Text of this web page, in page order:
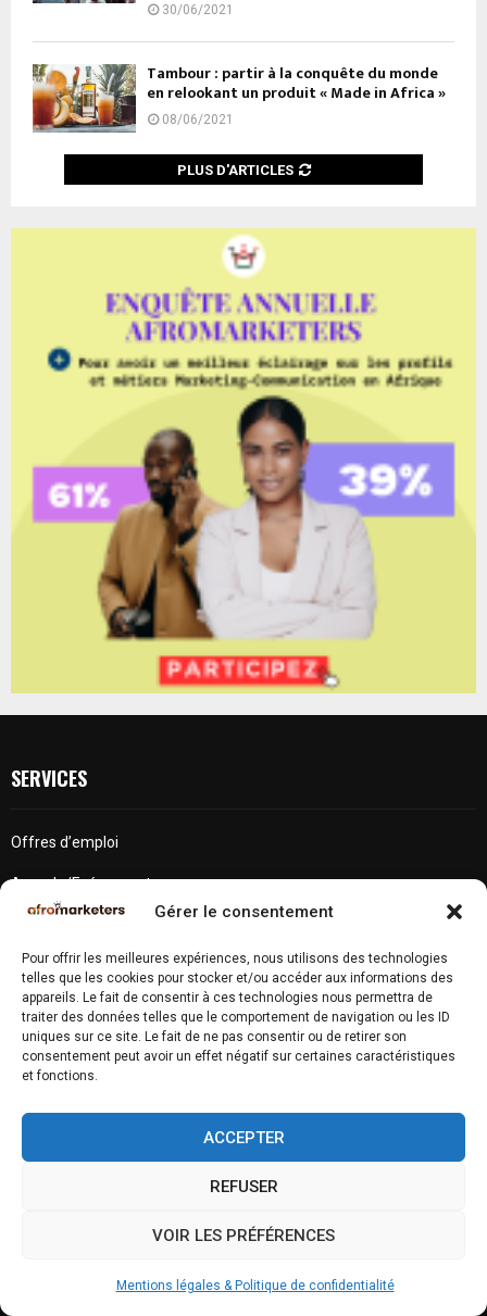
Gérer le consentement
Pour offrir les meilleures expériences, nous utilisons des technologies
telles que les cookies pour stocker et/ou accéder aux informations des
appareils. Le fait de consentir à ces technologies nous permettra de
traiter des données telles que le comportement de navigation ou les ID
uniques sur ce site. Le fait de ne pas consentir ou de retirer son
consentement peut avoir un effet négatif sur certaines caractéristiques
et fonctions.
ACCEPTER
REFUSER
VOIR LES PRÉFÉRENCES
Mentions légales & Politique de confidentialité
30/06/2021
Tambour : partir à la conquête du monde
en relookant un produit « Made in Africa »
08/06/2021
PLUS D'ARTICLES
SERVICES
Offres d’emploi
Agenda/Evénements
LIENS UTILES
Enquête annuelle 2025
Outils & Formations
Nos Evènements